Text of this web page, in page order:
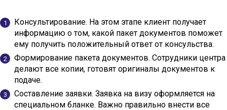
Консультирование. На этом этапе клиент получает
информацию о том, какой пакет документов поможет
ему получить положительный ответ от консульства.
Формирование пакета документов. Сотрудники центра
делают все копии, готовят оригиналы документов к
подаче.
Составление заявки. Заявка на визу оформляется на
специальном бланке. Важно правильно внести все